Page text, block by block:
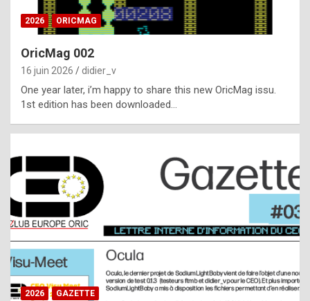
ff
i
l
t
t
s
t
a
s
2026 ORICMAG
OricMag 002
16 juin 2026 didier_v
One year later, i’m happy to share this new OricMag issu.
1st edition has been downloaded…
2026 GAZETTE